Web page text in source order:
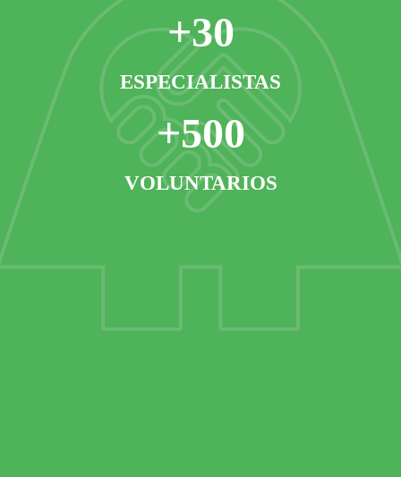
+30
ESPECIALISTAS
+500
VOLUNTARIOS